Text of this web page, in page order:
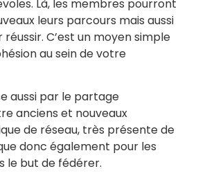
Là, les membres pourront
leurs parcours mais aussi
C’est un moyen simple
au sein de votre
aussi par le partage
anciens et nouveaux
de réseau, très présente de
donc également pour les
le but de fédérer.